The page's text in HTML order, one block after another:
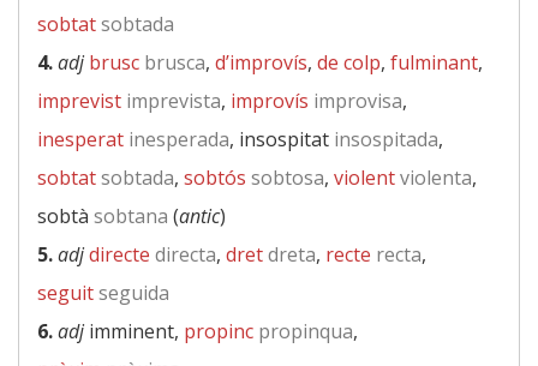
sobtatsobtada
4.adj brusc brusca, d’improvís, de colp, fulminant,
imprevist imprevista, improvís improvisa,
inesperat inesperada, insospitat insospitada,
sobtatsobtada, sobtós sobtosa, violentviolenta,
sobtà sobtana (antic)
5.adjdirecte directa, dretdreta, recte recta,
seguitseguida
6.adjimminent, propinc propinqua,